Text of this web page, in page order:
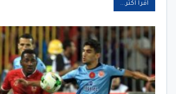
اقرأ أكثر...